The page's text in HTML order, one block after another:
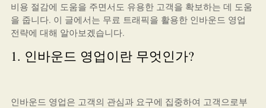
비용 절감에 도움을 주면서도 유용한 고객을 확보하는 데 도움
을 줍니다. 이 글에서는 무료 트래픽을 활용한 인바운드 영업
전략에 대해 알아보겠습니다.
1. 인바운드 영업이란 무엇인가?
인바운드 영업은 고객의 관심과 요구에 집중하여 고객으로부